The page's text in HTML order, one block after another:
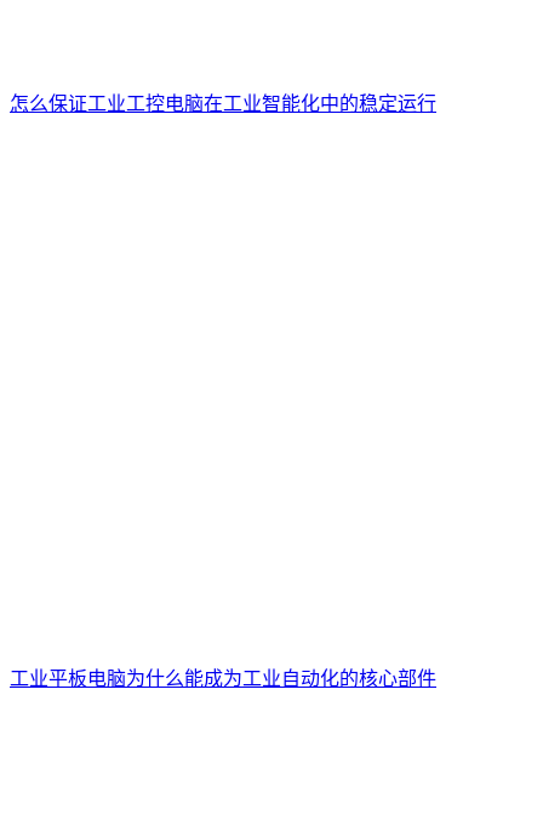
怎么保证工业工控电脑在工业智能化中的稳定运行
工业平板电脑为什么能成为工业自动化的核心部件